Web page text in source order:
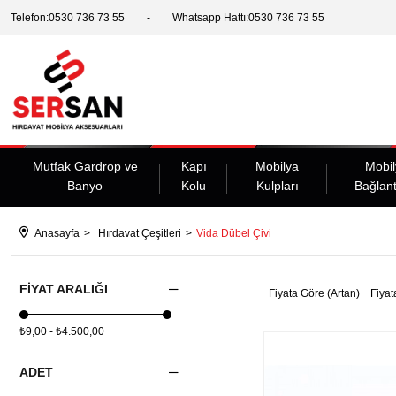
Telefon:0530 736 73 55 Whatsapp Hattı:0530 736 73 55
Mutfak Gardrop ve
Banyo
Kapı
Kolu
Mobilya
Kulpları
Anasayfa Hırdavat Çeşitleri Vida Dübel Çivi
FIYAT ARALIĞI
₺9,00 - ₺4.500,00
ADET
Fiyata Göre (Artan)